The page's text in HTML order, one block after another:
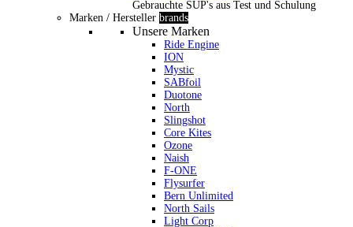
Gebrauchte SUP's aus Test und Schulung
Marken / Hersteller brands
Unsere Marken
Ride Engine
ION
Mystic
SABfoil
Duotone
North
Slingshot
Core Kites
Ozone
Naish
F-ONE
Flysurfer
Bern Unlimited
North Sails
Light Corp